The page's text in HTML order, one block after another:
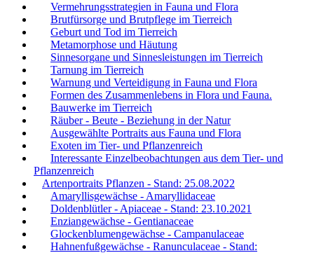
Vermehrungsstrategien in Fauna und Flora
Brutfürsorge und Brutpflege im Tierreich
Geburt und Tod im Tierreich
Metamorphose und Häutung
Sinnesorgane und Sinnesleistungen im Tierreich
Tarnung im Tierreich
Warnung und Verteidigung in Fauna und Flora
Formen des Zusammenlebens in Flora und Fauna.
Bauwerke im Tierreich
Räuber - Beute - Beziehung in der Natur
Ausgewählte Portraits aus Fauna und Flora
Exoten im Tier- und Pflanzenreich
Interessante Einzelbeobachtungen aus dem Tier- und
Pflanzenreich
Artenportraits Pflanzen - Stand: 25.08.2022
Amaryllisgewächse - Amaryllidaceae
Doldenblütler - Apiaceae - Stand: 23.10.2021
Enziangewächse - Gentianaceae
Glockenblumengewächse - Campanulaceae
Hahnenfußgewächse - Ranunculaceae - Stand: